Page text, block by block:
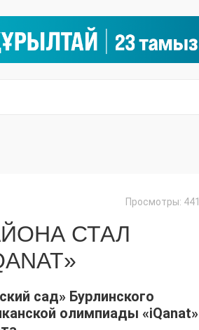
Просмотры: 441
СТАЛ
сад» Бурлинского
олимпиады «iQanat»